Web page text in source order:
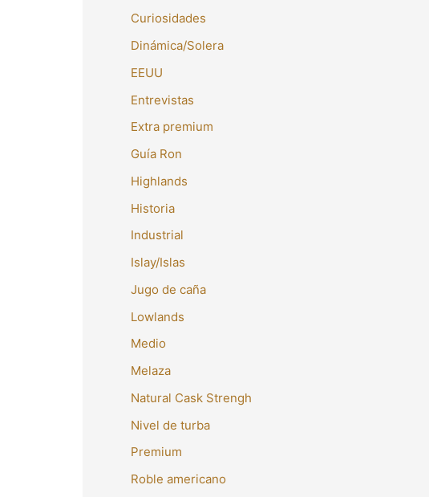
Curiosidades
Dinámica/Solera
EEUU
Entrevistas
Extra premium
Guía Ron
Highlands
Historia
Industrial
Islay/Islas
Jugo de caña
Lowlands
Medio
Melaza
Natural Cask Strengh
Nivel de turba
Premium
Roble americano